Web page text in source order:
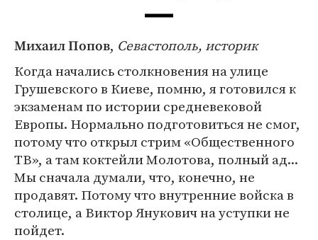
Михаил Попов, Севастополь, историк
Когда начались столкновения на улице
Грушевского в Киеве, помню, я готовился к
экзаменам по истории средневековой
Европы. Нормально подготовиться не смог,
потому что открыл стрим «Общественного
ТВ», а там коктейли Молотова, полный ад...
Мы сначала думали, что, конечно, не
продавят. Потому что внутренние войска в
столице, а Виктор Янукович на уступки не
пойдет.